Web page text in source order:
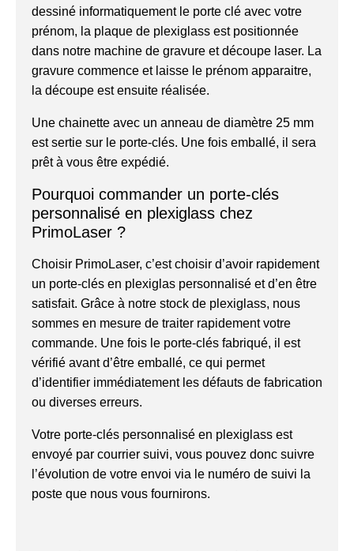
dessiné informatiquement le porte clé avec votre
prénom, la plaque de plexiglass est positionnée
dans notre machine de gravure et découpe laser. La
gravure commence et laisse le prénom apparaitre,
la découpe est ensuite réalisée.
Une chainette avec un anneau de diamètre 25 mm
est sertie sur le porte-clés. Une fois emballé, il sera
prêt à vous être expédié.
Pourquoi commander un porte-clés
personnalisé en plexiglass chez
PrimoLaser ?
Choisir PrimoLaser, c’est choisir d’avoir rapidement
un porte-clés en plexiglas personnalisé et d’en être
satisfait. Grâce à notre stock de plexiglass, nous
sommes en mesure de traiter rapidement votre
commande. Une fois le porte-clés fabriqué, il est
vérifié avant d’être emballé, ce qui permet
d’identifier immédiatement les défauts de fabrication
ou diverses erreurs.
Votre porte-clés personnalisé en plexiglass est
envoyé par courrier suivi, vous pouvez donc suivre
l’évolution de votre envoi via le numéro de suivi la
poste que nous vous fournirons.